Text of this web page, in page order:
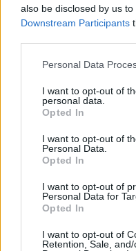
also be disclosed by us
Downstream Participants
Please note that this
not limited to your visit or
grant or deny consent to
use your data for below
consent section.
Personal Data
I want to opt-out of
personal data.
Opted In
I want to opt-out of
Personal Data.
Opted In
I want to opt-out of
Personal Data for
Opted In
I want to opt-out of
Retention, Sale,
a Nohabokat!
2015-ben volt először
fűtőházhoz. Egy évvel
akkor nyolc masina
mozdonnyal a déli, a